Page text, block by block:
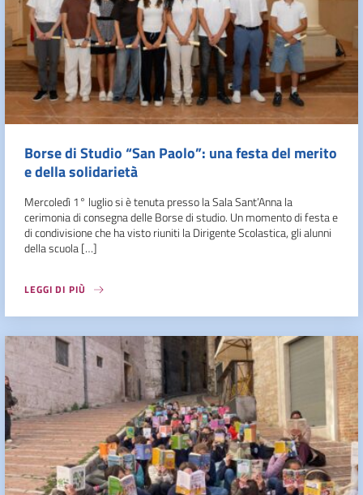
Borse di Studio “San Paolo”: una festa del merito
e della solidarietà
Mercoledì 1° luglio si è tenuta presso la Sala Sant’Anna la
cerimonia di consegna delle Borse di studio. Un momento di festa e
di condivisione che ha visto riuniti la Dirigente Scolastica, gli alunni
della scuola […]
LEGGI DI PIÙ